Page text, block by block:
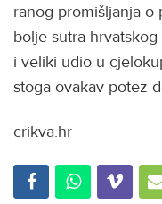
ranog promišljanja o
bolje sutra
i veliki udio u
stoga ovakav potez
crikva.hr